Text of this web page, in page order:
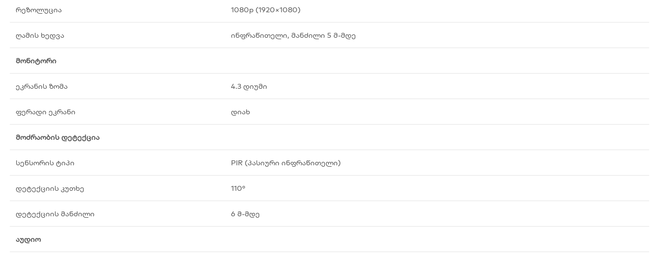
რეზოლუცია 1080p (1920×1080)
ღამის ხედვა ინფრაწითელი, მანძილი 5 მ-მდე
მონიტორი
ეკრანის ზომა 4.3 დიუმი
ფერადი ეკრანი დიახ
მოძრაობის დეტექცია
სენსორის ტიპი PIR (პასიური ინფრაწითელი)
დეტექციის კუთხე 110°
დეტექციის მანძილი 6 მ-მდე
აუდიო